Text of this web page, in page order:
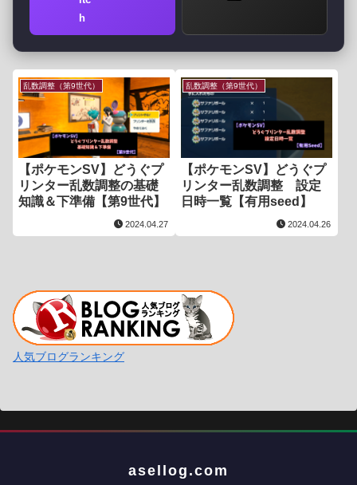
乱数調整（第9世代）
【ポケモンSV】どうぐプ
リンター乱数調整の基礎
知識＆下準備【第9世代】
2024.04.27
乱数調整（第9世代）
【ポケモンSV】どうぐプ
リンター乱数調整 設定
日時一覧【有用seed】
2024.04.26
人気ブログランキング
asellog.com